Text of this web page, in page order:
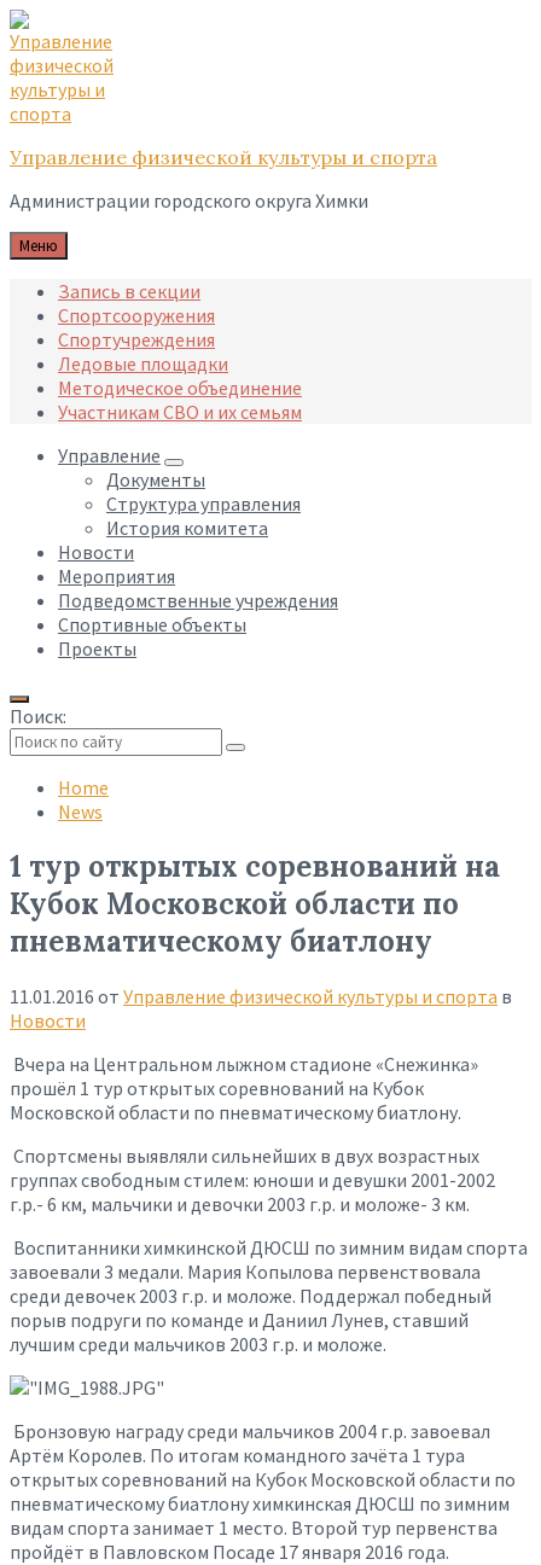
Skip
to
content
Skip
to
main
navigation
Skip
to
footer
Управление физической культуры и спорта
Администрации городского округа Химки
Меню
Запись в секции
Спортсооружения
Спортучреждения
Ледовые площадки
Методическое объединение
Участникам СВО и их семьям
Управление
Документы
Структура управления
История комитета
Новости
Мероприятия
Подведомственные учреждения
Спортивные объекты
Проекты
Поиск:
search
Home
News
1 тур открытых соревнований на
Кубок Московской области по
пневматическому биатлону
11.01.2016 от Управление физической культуры и спорта в
Новости
Вчера на Центральном лыжном стадионе «Снежинка»
прошёл 1 тур открытых соревнований на Кубок
Московской области по пневматическому биатлону.
Спортсмены выявляли сильнейших в двух возрастных
группах свободным стилем: юноши и девушки 2001-2002
г.р.- 6 км, мальчики и девочки 2003 г.р. и моложе- 3 км.
Воспитанники химкинской ДЮСШ по зимним видам спорта
завоевали 3 медали. Мария Копылова первенствовала
среди девочек 2003 г.р. и моложе. Поддержал победный
порыв подруги по команде и Даниил Лунев, ставший
лучшим среди мальчиков 2003 г.р. и моложе.
Бронзовую награду среди мальчиков 2004 г.р. завоевал
Артём Королев. По итогам командного зачёта 1 тура
открытых соревнований на Кубок Московской области по
пневматическому биатлону химкинская ДЮСШ по зимним
видам спорта занимает 1 место. Второй тур первенства
пройдёт в Павловском Посаде 17 января 2016 года.